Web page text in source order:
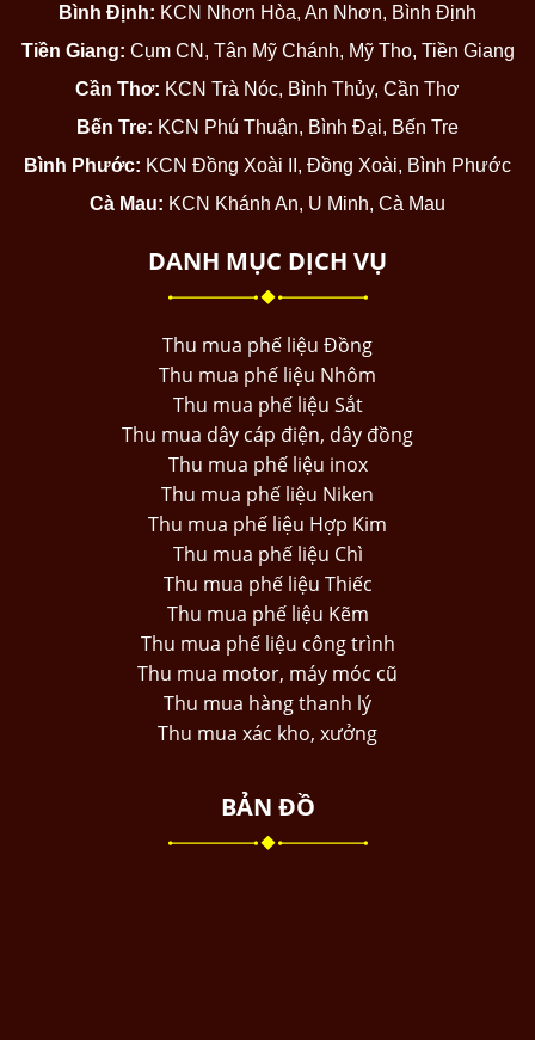
Bình Định: KCN Nhơn Hòa, An Nhơn, Bình Định
Tiền Giang: Cụm CN, Tân Mỹ Chánh, Mỹ Tho, Tiền Giang
Cần Thơ: KCN Trà Nóc, Bình Thủy, Cần Thơ
Bến Tre: KCN Phú Thuận, Bình Đại, Bến Tre
Bình Phước: KCN Đồng Xoài II, Đồng Xoài, Bình Phước
Cà Mau: KCN Khánh An, U Minh, Cà Mau
DANH MỤC DỊCH VỤ
Thu mua phế liệu Đồng
Thu mua phế liệu Nhôm
Thu mua phế liệu Sắt
Thu mua dây cáp điện, dây đồng
Thu mua phế liệu inox
Thu mua phế liệu Niken
Thu mua phế liệu Hợp Kim
Thu mua phế liệu Chì
Thu mua phế liệu Thiếc
Thu mua phế liệu Kẽm
Thu mua phế liệu công trình
Thu mua motor, máy móc cũ
Thu mua hàng thanh lý
Thu mua xác kho, xưởng
BẢN ĐỒ